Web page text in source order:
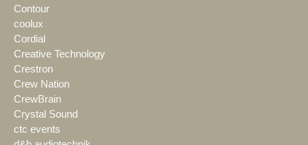
Contour
coolux
Cordial
Creative Technology
Crestron
Crew Nation
CrewBrain
Crystal Sound
ctc events